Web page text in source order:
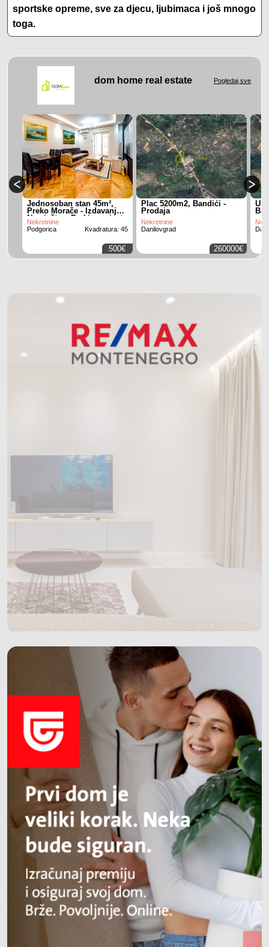
sportske opreme, sve za djecu, ljubimaca i još mnogo
toga.
dom home real estate Pogledaj sve
Jednosoban stan 45m²,
Preko Morače - Izdavanje,
Namješten, Parking mjesto
Nekretnine
Podgorica
Kvadratura: 45
500€
Plac 5200m2, Bandići -
Prodaja
Nekretnine
Danilovgrad
260000€